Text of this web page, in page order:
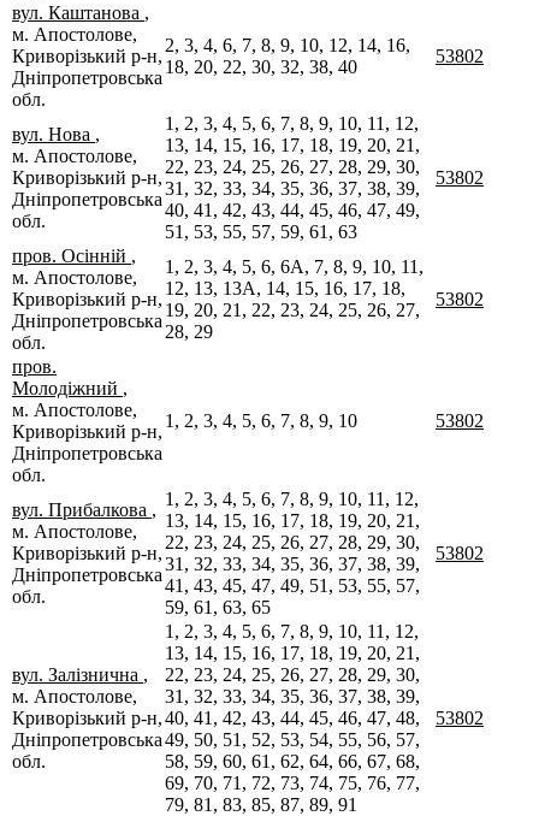
вул. Каштанова ,
м. Апостолове,
Криворізький р-н,
Дніпропетровська
обл.
2, 3, 4, 6, 7, 8, 9, 10, 12, 14, 16,
18, 20, 22, 30, 32, 38, 40
53802
вул. Нова ,
м. Апостолове,
Криворізький р-н,
Дніпропетровська
обл.
1, 2, 3, 4, 5, 6, 7, 8, 9, 10, 11, 12,
13, 14, 15, 16, 17, 18, 19, 20, 21,
22, 23, 24, 25, 26, 27, 28, 29, 30,
31, 32, 33, 34, 35, 36, 37, 38, 39,
40, 41, 42, 43, 44, 45, 46, 47, 49,
51, 53, 55, 57, 59, 61, 63
53802
пров. Осінній ,
м. Апостолове,
Криворізький р-н,
Дніпропетровська
обл.
1, 2, 3, 4, 5, 6, 6А, 7, 8, 9, 10, 11,
12, 13, 13А, 14, 15, 16, 17, 18,
19, 20, 21, 22, 23, 24, 25, 26, 27,
28, 29
53802
пров.
Молодіжний ,
м. Апостолове,
Криворізький р-н,
Дніпропетровська
обл.
1, 2, 3, 4, 5, 6, 7, 8, 9, 10 53802
вул. Прибалкова ,
м. Апостолове,
Криворізький р-н,
Дніпропетровська
обл.
1, 2, 3, 4, 5, 6, 7, 8, 9, 10, 11, 12,
13, 14, 15, 16, 17, 18, 19, 20, 21,
22, 23, 24, 25, 26, 27, 28, 29, 30,
31, 32, 33, 34, 35, 36, 37, 38, 39,
41, 43, 45, 47, 49, 51, 53, 55, 57,
59, 61, 63, 65
53802
вул. Залізнична ,
м. Апостолове,
Криворізький р-н,
Дніпропетровська
обл.
1, 2, 3, 4, 5, 6, 7, 8, 9, 10, 11, 12,
13, 14, 15, 16, 17, 18, 19, 20, 21,
22, 23, 24, 25, 26, 27, 28, 29, 30,
31, 32, 33, 34, 35, 36, 37, 38, 39,
40, 41, 42, 43, 44, 45, 46, 47, 48,
49, 50, 51, 52, 53, 54, 55, 56, 57,
58, 59, 60, 61, 62, 64, 66, 67, 68,
69, 70, 71, 72, 73, 74, 75, 76, 77,
79, 81, 83, 85, 87, 89, 91
53802